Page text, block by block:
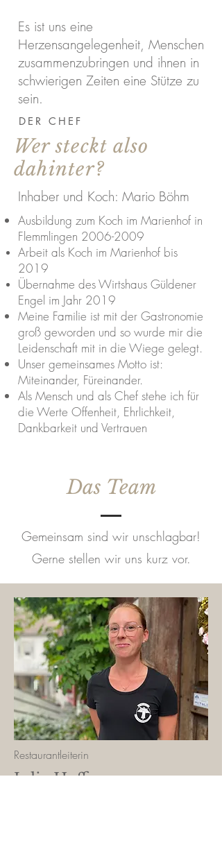
Es ist uns eine
Herzensangelegenheit, Menschen
zusammenzubringen und ihnen in
schwierigen Zeiten eine Stütze zu
sein.
DER CHEF
Wer steckt also
dahinter?
Inhaber und Koch: Mario Böhm
Ausbildung zum Koch im Marienhof in
Flemmlingen 2006-2009
Arbeit als Koch im Marienhof bis
2019
Übernahme des Wirtshaus Güldener
Engel im Jahr 2019
Meine Familie ist mit der Gastronomie
groß geworden und so wurde mir die
Leidenschaft mit in die Wiege gelegt.
Unser gemeinsames Motto ist:
Miteinander, Füreinander.
Als Mensch und als Chef stehe ich für
die Werte Offenheit, Ehrlichkeit,
Dankbarkeit und Vertrauen
Das Team
Gemeinsam sind wir unschlagbar!
Gerne stellen wir uns kurz vor.
Restaurantleiterin
Julia Hoffmann